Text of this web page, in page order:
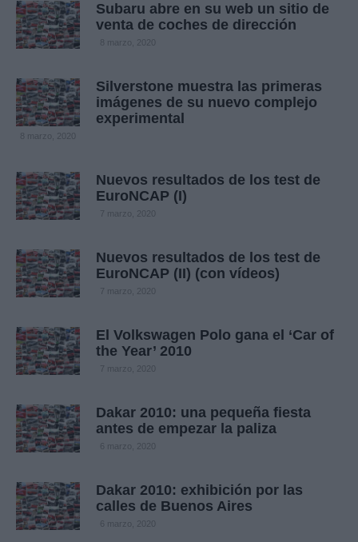
Subaru abre en su web un sitio de
venta de coches de dirección
8 marzo, 2020
Silverstone muestra las primeras
imágenes de su nuevo complejo
experimental
8 marzo, 2020
Nuevos resultados de los test de
EuroNCAP (I)
7 marzo, 2020
Nuevos resultados de los test de
EuroNCAP (II) (con vídeos)
7 marzo, 2020
El Volkswagen Polo gana el ‘Car of
the Year’ 2010
7 marzo, 2020
Dakar 2010: una pequeña fiesta
antes de empezar la paliza
6 marzo, 2020
Dakar 2010: exhibición por las
calles de Buenos Aires
6 marzo, 2020